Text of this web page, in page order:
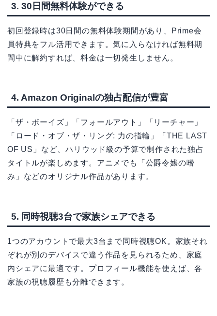
3. 30日間無料体験ができる
初回登録時は30日間の無料体験期間があり、Prime会
員特典をフル活用できます。気に入らなければ無料期
間中に解約すれば、料金は一切発生しません。
4. Amazon Originalの独占配信が豊富
「ザ・ボーイズ」「フォールアウト」「リーチャー」
「ロード・オブ・ザ・リング: 力の指輪」「THE LAST
OF US」など、ハリウッド級の予算で制作された独占
タイトルが楽しめます。アニメでも「公爵令嬢の嗜
み」などのオリジナル作品があります。
5. 同時視聴3台で家族シェアできる
1つのアカウントで最大3台まで同時視聴OK。家族それ
ぞれが別のデバイスで違う作品を見られるため、家庭
内シェアに最適です。プロフィール機能を使えば、各
家族の視聴履歴も分離できます。